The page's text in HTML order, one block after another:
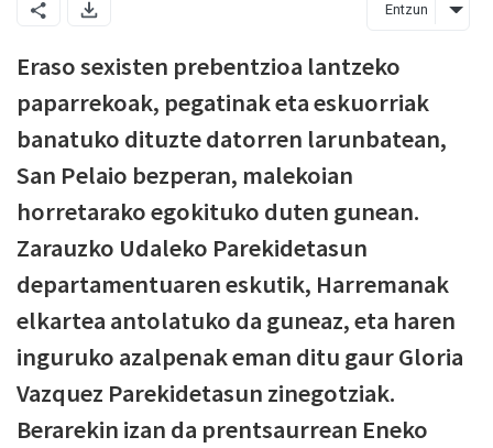
Entzun
Eraso sexisten prebentzioa lantzeko
paparrekoak, pegatinak eta eskuorriak
banatuko dituzte datorren larunbatean,
San Pelaio bezperan, malekoian
horretarako egokituko duten gunean.
Zarauzko Udaleko Parekidetasun
departamentuaren eskutik, Harremanak
elkartea antolatuko da guneaz, eta haren
inguruko azalpenak eman ditu gaur Gloria
Vazquez Parekidetasun zinegotziak.
Berarekin izan da prentsaurrean Eneko